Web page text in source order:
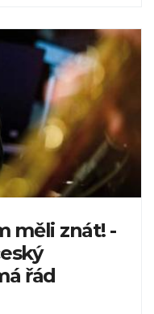
měli znát! -
řád